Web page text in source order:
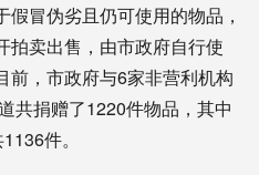
冒伪劣且仍可使用的物品，
拍卖出售，由市政府自行使
前，市政府与6家非营利机构
共捐赠了1220件物品，其中
件。